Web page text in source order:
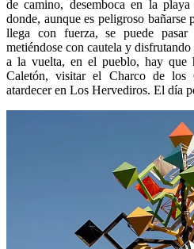
de camino, desemboca en la
donde, aunque es peligroso bañarse
llega con fuerza, se puede
metiéndose con cautela y
a la vuelta, en el pueblo, hay que
Caletón, visitar el Charco de
atardecer en Los Hervediros. El día